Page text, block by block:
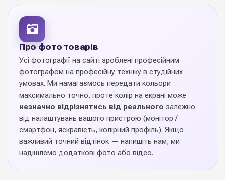
Призначення
Ціна вказана за 1 шт
Колекція кольорів 5 відтінків
Виробник Україна
Ваза "Бамбл"— стильна ємність для інтерʼєрних
композицій, букетів і живих рослин. Якісне скло або
кераміка без дефектів, рівні стінки, стабільне дно та
Про фото товарів
Усі фотографії на сайті зроблені професійним
фотографом на професійну техніку в студійних
умовах. Ми намагаємось передати кольори
максимально точно, проте колір на екрані може
незначно відрізнятись від реального залежно
від налаштувань вашого пристрою (монітор /
смартфон, яскравість, колірний профіль). Якщо
важливий точний відтінок — напишіть нам, ми
надішлемо додаткові фото або відео.